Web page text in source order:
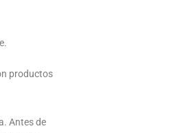
productos
Antes de